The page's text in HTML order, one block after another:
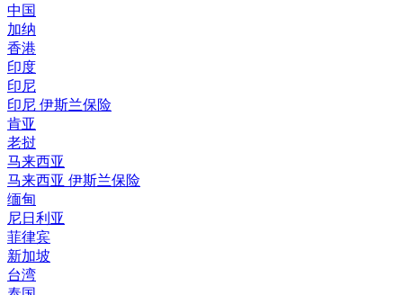
中国
加纳
香港
印度
印尼
印尼 伊斯兰保险
肯亚
老挝
马来西亚
马来西亚 伊斯兰保险
缅甸
尼日利亚
菲律宾
新加坡
台湾